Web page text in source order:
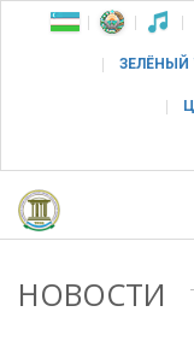
ЗЕЛЁНЫЙ
НОВОСТИ